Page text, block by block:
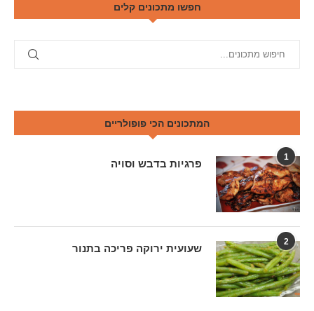
חפשו מתכונים קלים
המתכונים הכי פופולריים
1
פרגיות בדבש וסויה
2
שעועית ירוקה פריכה בתנור